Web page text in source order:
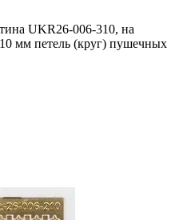
UKR26-006-310, на
мм петель (круг) пушечных